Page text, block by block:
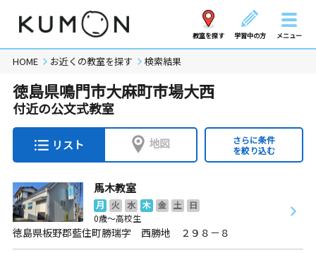
教室を探す 学習中の方 メニュー
HOME お近くの教室を探す 検索結果
徳島県鳴門市大麻町市場大西
付近の公文式教室
リスト 地図
さらに条件
を絞り込む
馬木教室
月 火 水 木 金 土
日
0歳～高校生
徳島県板野郡藍住町勝瑞字 西勝地 ２９８－８